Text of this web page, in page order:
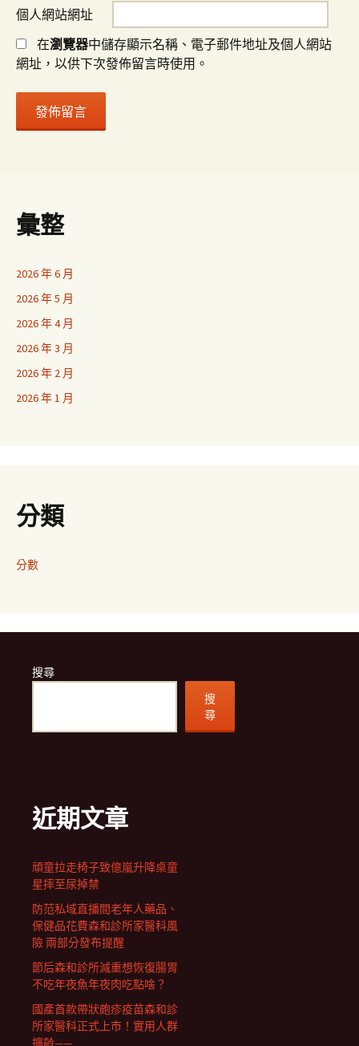
個人網站網址
在瀏覽器中儲存顯示名稱、電子郵件地址及個人網站
網址，以供下次發佈留言時使用。
彙整
2026 年 6 月
2026 年 5 月
2026 年 4 月
2026 年 3 月
2026 年 2 月
2026 年 1 月
分類
分數
搜尋
搜
尋
近期文章
頑童拉走椅子致億嵐升降桌童
星摔至尿掉禁
防范私域直播間老年人藥品、
保健品花費森和診所家醫科風
險 兩部分發布提醒
節后森和診所減重想恢復腸胃
不吃年夜魚年夜肉吃點啥？
國產首款帶狀皰疹疫苗森和診
所家醫科正式上市！實用人群
擴齡——